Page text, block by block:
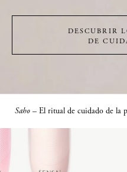
DESCUBRIR
DE
Saho – El ritual de cuidado de la